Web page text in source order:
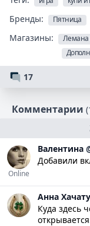
Бренды: Пятница
Магазины:
Лемана
17
Комментарии
Online
Валентина
Добавили
Анна
Куда здесь